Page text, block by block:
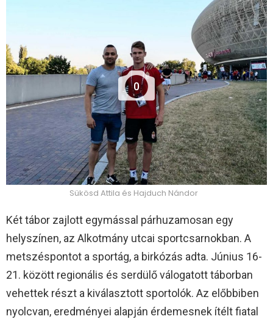
0
Sükösd Attila és Hajduch Nándor
Két tábor zajlott egymással párhuzamosan egy
helyszínen, az Alkotmány utcai sportcsarnokban. A
metszéspontot a sportág, a birkózás adta. Június 16-
21. között regionális és serdülő válogatott táborban
vehettek részt a kiválasztott sportolók. Az előbbiben
nyolcvan, eredményei alapján érdemesnek ítélt fiatal